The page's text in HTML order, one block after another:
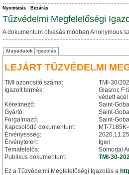
Nyomtatás Bezárás
Tűzvédelmi Megfelelőségi
A dokumentum olvasás módban Anonymous
Alapadatok Igazolás
LEJÁRT TŰZVÉDELMI
TMI azonosító száma:
TMI-30/
Igazolt termék:
Glasroc F
védett
Kérelmező:
Saint-
Gyártó:
Saint-
Forgalmazó:
Saint-
Kapcsolódó dokumentum:
MT-
Érvényesség:
Érvénytelen:
Igen
Témafelelős:
Somorjai
Publikus dokumentum:
TMI-30-
Ez a Tűzvédelmi Megfelelőségi Igazolás a